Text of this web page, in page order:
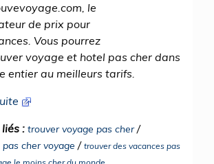
le
de prix pour
Vous pourrez
voyage et hotel pas cher dans
entier au meilleurs tarifs.
: trouver voyage pas cher/
cher voyage / trouver des vacances pas